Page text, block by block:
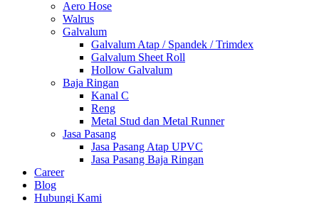
Aero Hose
Walrus
Galvalum
Galvalum Atap / Spandek / Trimdex
Galvalum Sheet Roll
Hollow Galvalum
Baja Ringan
Kanal C
Reng
Metal Stud dan Metal Runner
Jasa Pasang
Jasa Pasang Atap UPVC
Jasa Pasang Baja Ringan
Career
Blog
Hubungi Kami